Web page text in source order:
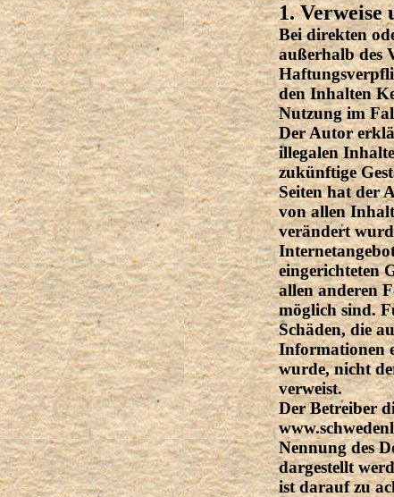
1. Verweise
Bei direkten
außerhalb des
den Inhalten
Nutzung im
Der Autor
illegalen
zukünftige
Seiten hat der
von allen
verändert
eingerichteten
allen anderen
möglich sind.
Schäden, die
Informationen
wurde, nicht
verweist.
Der Betreiber
Nennung des
dargestellt
ist darauf zu